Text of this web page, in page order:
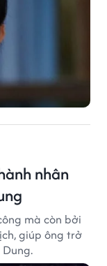
nhân
mà còn bởi
giúp ông trở